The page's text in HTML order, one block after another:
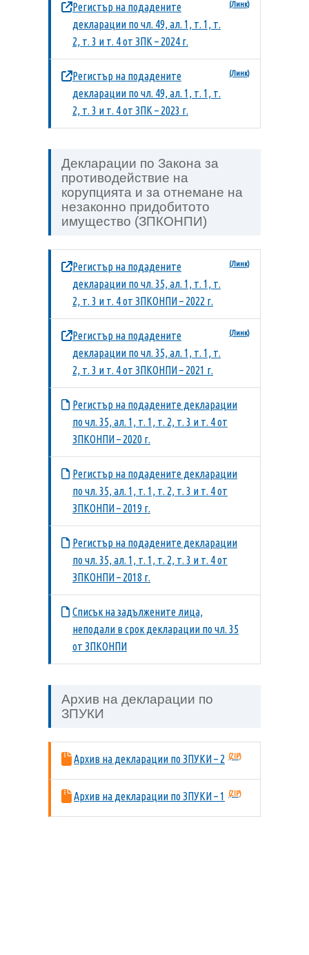
Регистър на подадените
декларации по чл. 49, ал. 1, т. 1, т.
2, т. 3 и т. 4 от ЗПК – 2024 г.
Регистър на подадените
декларации по чл. 49, ал. 1, т. 1, т.
2, т. 3 и т. 4 от ЗПК – 2023 г.
Декларации по Закона за
противодействие на
корупцията и за отнемане на
незаконно придобитото
имущество (ЗПКОНПИ)
Регистър на подадените
декларации по чл. 35, ал. 1, т. 1, т.
2, т. 3 и т. 4 от ЗПКОНПИ – 2022 г.
Регистър на подадените
декларации по чл. 35, ал. 1, т. 1, т.
2, т. 3 и т. 4 от ЗПКОНПИ – 2021 г.
Регистър на подадените декларации
по чл. 35, ал. 1, т. 1, т. 2, т. 3 и т. 4 от
ЗПКОНПИ – 2020 г.
Регистър на подадените декларации
по чл. 35, ал. 1, т. 1, т. 2, т. 3 и т. 4 от
ЗПКОНПИ – 2019 г.
Регистър на подадените декларации
по чл. 35, ал. 1, т. 1, т. 2, т. 3 и т. 4 от
ЗПКОНПИ – 2018 г.
Списък на задължените лица,
неподали в срок декларации по чл. 35
от ЗПКОНПИ
Архив на декларации по
ЗПУКИ
Архив на декларации по ЗПУКИ – 2
Архив на декларации по ЗПУКИ – 1